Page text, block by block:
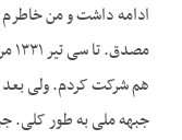
ادامه داشت و من
هم شرکت کردم. ولی بعد
جبهه ملی به طور کلی.